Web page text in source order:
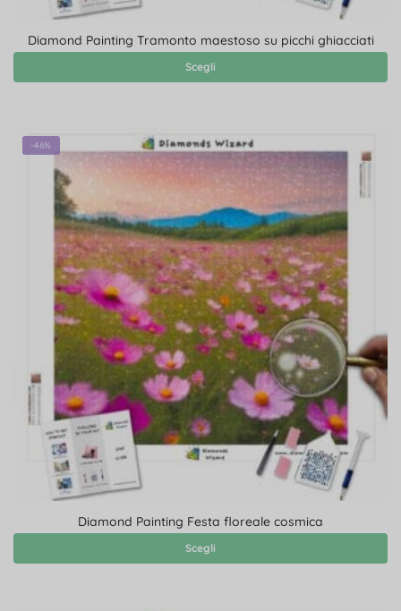
Diamond Painting Tramonto maestoso su picchi ghiacciati
Scegli
-46%
Diamond Painting Festa floreale cosmica
Scegli